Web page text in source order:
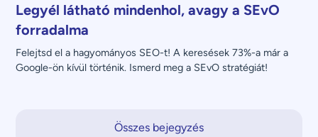
Legyél látható mindenhol, avagy a SEvO
forradalma
Felejtsd el a hagyományos SEO-t! A keresések 73%-a már a
Google-ön kívül történik. Ismerd meg a SEvO stratégiát!
Összes bejegyzés